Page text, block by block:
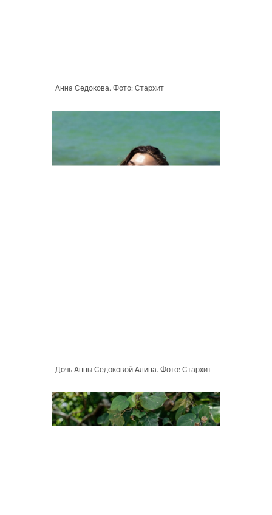
Анна Седокова. Фото: Стархит
Дочь Анны Седоковой Алина. Фото: Стархит